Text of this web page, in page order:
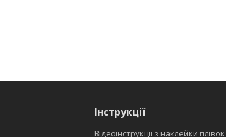
Інструкції
Відеоінструкції з наклейки плівок